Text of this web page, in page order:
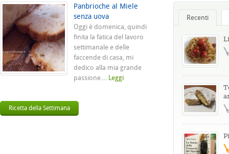
Panbrioche al Miele
senza uova
Oggi è domenica, quindi
finita la fatica del lavoro
settimanale e delle
faccende di casa, mi
dedico alla mia grande
passione.... Leggi
Ricetta della Settimana
Recenti